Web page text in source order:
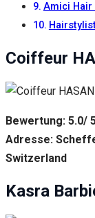
Amici Hair
Coiffeur
Bewertung: 5.0/
Adresse:
Switzerland
Kasra